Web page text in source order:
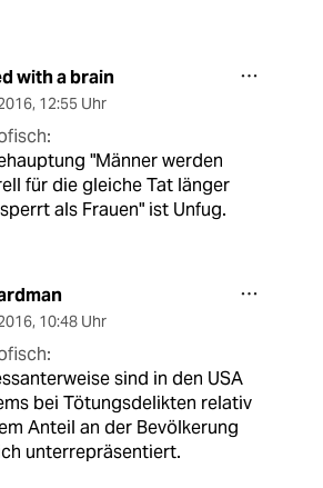
with a brain
, 12:55 Uhr
"Männer werden
für die gleiche Tat länger
als Frauen" ist Unfug.
, 10:48 Uhr
sind in den USA
bei Tötungsdelikten relativ
Anteil an der Bevölkerung
unterrepräsentiert.